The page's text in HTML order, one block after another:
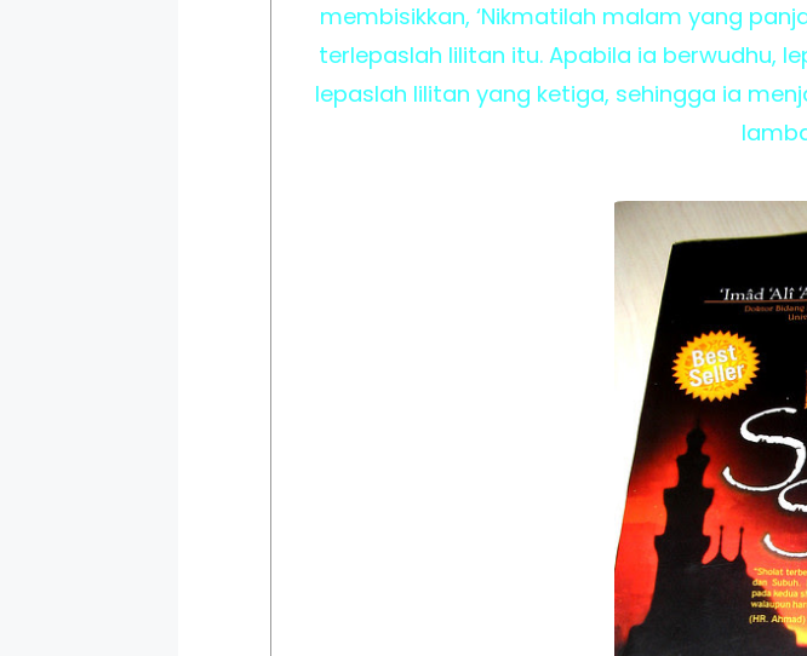
membisikkan, ‘Nikmatilah malam yang
terlepaslah lilitan itu. Apabila ia berwudhu,
lepaslah lilitan yang ketiga, sehingga ia